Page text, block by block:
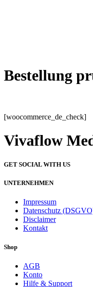
Bestellung
[woocommerce_de_check]
Vivaflow
GET SOCIAL WITH US
UNTERNEHMEN
Impressum
Datenschutz
Disclaimer
Kontakt
Shop
AGB
Konto
Hilfe & Support